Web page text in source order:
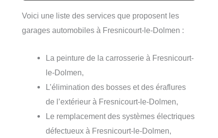
Voici une liste des services que proposent les
garages automobiles à Fresnicourt-le-Dolmen :
La peinture de la carrosserie à Fresnicourt-
le-Dolmen,
L’élimination des bosses et des éraflures
de l’extérieur à Fresnicourt-le-Dolmen,
Le remplacement des systèmes électriques
défectueux à Fresnicourt-le-Dolmen,